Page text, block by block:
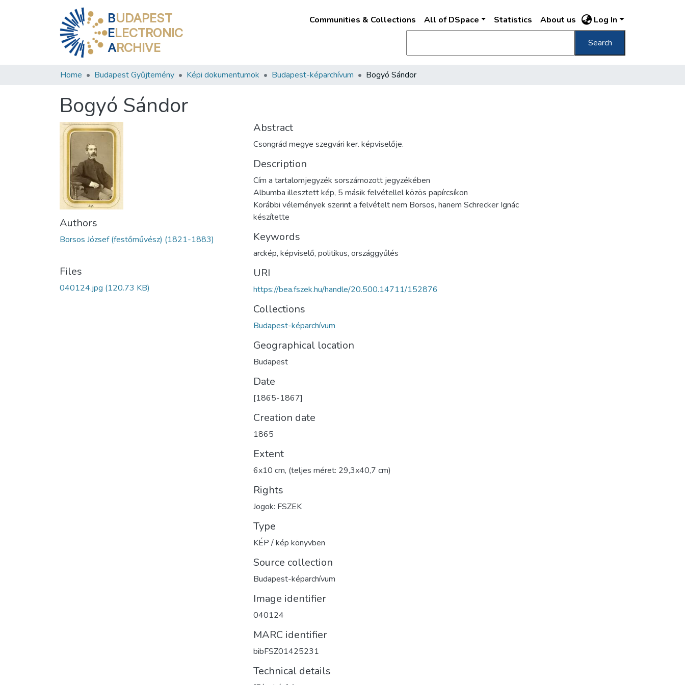
BUDAPEST
ELECTRONIC
ARCHIVE
Communities & Collections All of DSpace Statistics About us Log In
Search
Home Budapest Gyűjtemény Képi dokumentumok Budapest-képarchívum Bogyó Sándor
Bogyó Sándor
Authors
Borsos József (festőművész) (1821-1883)
Files
040124.jpg (120.73 KB)
Abstract
Csongrád megye szegvári ker. képviselője.
Description
Cím a tartalomjegyzék sorszámozott jegyzékében
Albumba illesztett kép, 5 másik felvétellel közös papírcsíkon
Korábbi vélemények szerint a felvételt nem Borsos, hanem Schrecker Ignác
készítette
Keywords
arckép, képviselő, politikus, országgyűlés
URI
https://bea.fszek.hu/handle/20.500.14711/152876
Collections
Budapest-képarchívum
Geographical location
Budapest
Date
[1865-1867]
Creation date
1865
Extent
6x10 cm, (teljes méret: 29,3x40,7 cm)
Rights
Jogok: FSZEK
Type
KÉP / kép könyvben
Source collection
Budapest-képarchívum
Image identifier
040124
MARC identifier
bibFSZ01425231
Technical details